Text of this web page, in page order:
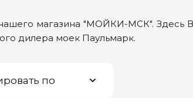
магазина "МОЙКИ-МСК". Здесь
дилера моек Паульмарк.
по